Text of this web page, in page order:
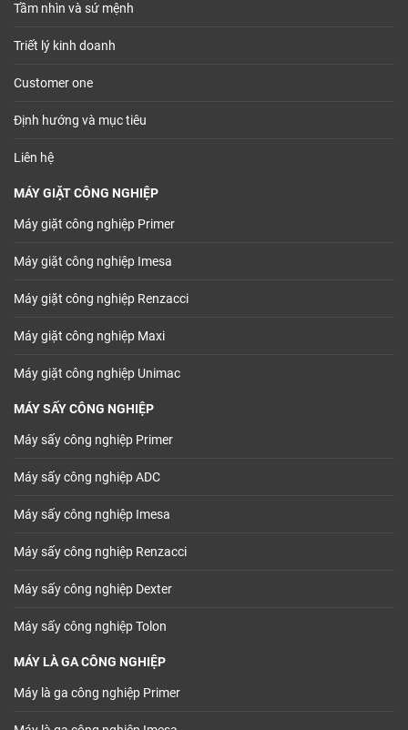
Tầm nhìn và sứ mệnh
Triết lý kinh doanh
Customer one
Định hướng và mục tiêu
Liên hệ
MÁY GIẶT CÔNG NGHIỆP
Máy giặt công nghiệp Primer
Máy giặt công nghiệp Imesa
Máy giặt công nghiệp Renzacci
Máy giặt công nghiệp Maxi
Máy giặt công nghiệp Unimac
MÁY SẤY CÔNG NGHIỆP
Máy sấy công nghiệp Primer
Máy sấy công nghiệp ADC
Máy sấy công nghiệp Imesa
Máy sấy công nghiệp Renzacci
Máy sấy công nghiệp Dexter
Máy sấy công nghiệp Tolon
MÁY LÀ GA CÔNG NGHIỆP
Máy là ga công nghiệp Primer